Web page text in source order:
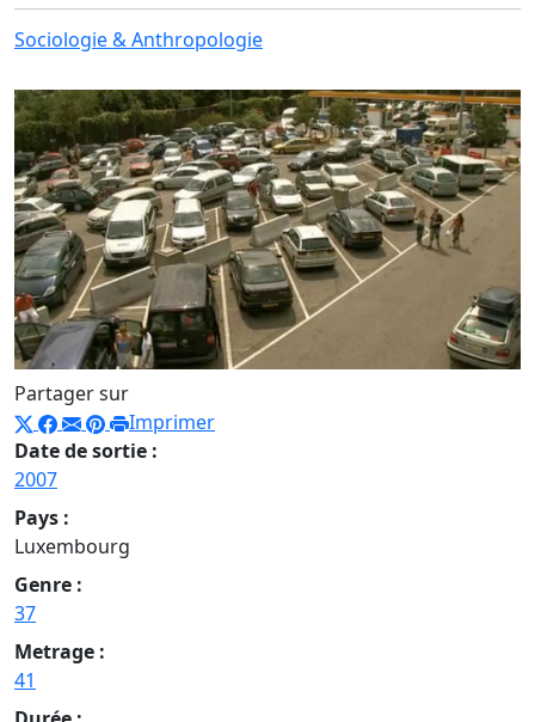
Sociologie & Anthropologie
Partager sur
Imprimer
Date de sortie :
2007
Pays :
Luxembourg
Genre :
37
Metrage :
41